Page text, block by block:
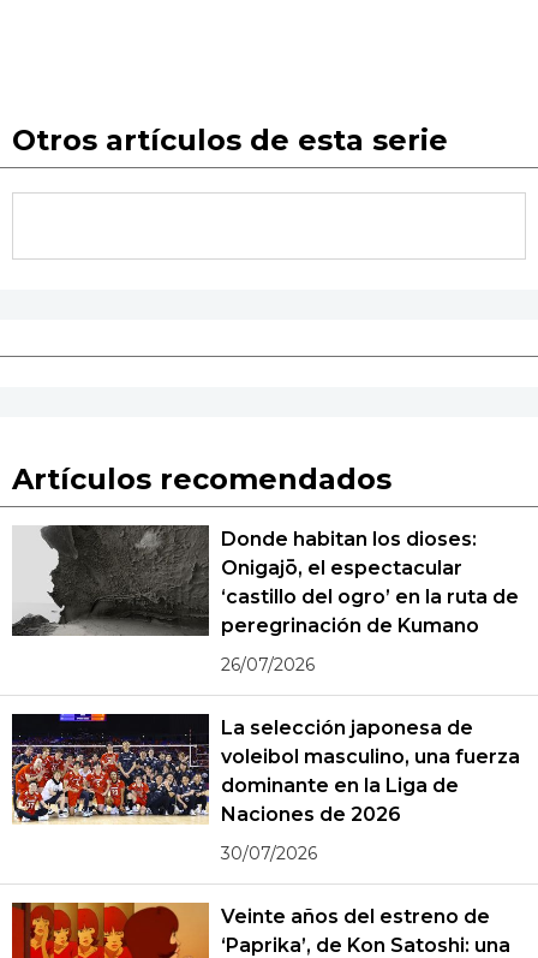
Otros artículos de esta serie
Artículos recomendados
Donde habitan los dioses:
Onigajō, el espectacular
‘castillo del ogro’ en la ruta de
peregrinación de Kumano
26/07/2026
La selección japonesa de
voleibol masculino, una fuerza
dominante en la Liga de
Naciones de 2026
30/07/2026
Veinte años del estreno de
‘Paprika’, de Kon Satoshi: una